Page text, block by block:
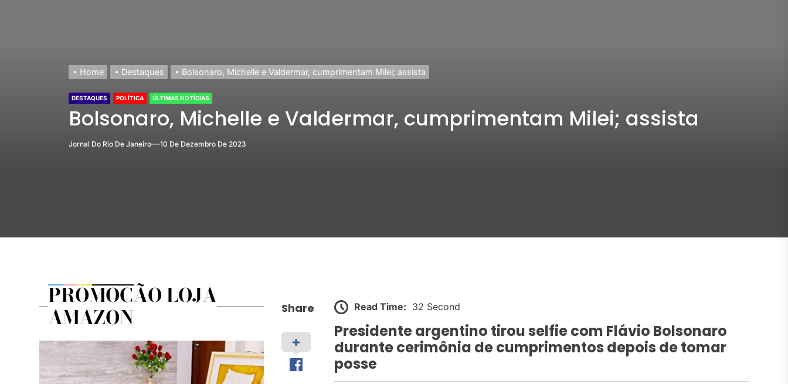
Home Destaques Bolsonaro, Michelle e Valdermar, cumprimentam Milei; assista
DESTAQUES POLÍTICA ÚLTIMAS NOTÍCIAS
Bolsonaro, Michelle e Valdermar, cumprimentam Milei; assista
Jornal Do Rio De Janeiro 10 De Dezembro De 2023
Share Read Time: 32 Second
Presidente argentino tirou selfie com Flávio Bolsonaro
durante cerimônia de cumprimentos depois de tomar
posse
PROMOÇÃO LOJA
AMAZON